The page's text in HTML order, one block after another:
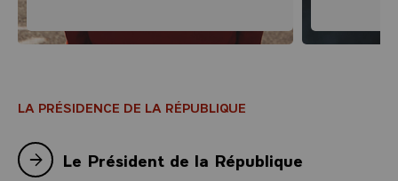
LA PRÉSIDENCE DE LA RÉPUBLIQUE
Le Président de la République